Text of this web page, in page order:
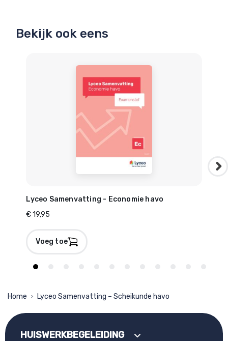
Bekijk ook eens
Lyceo Samenvatting - Economie havo
€ 19,95
Voeg toe
Home > Lyceo Samenvatting – Scheikunde havo
HUISWERKBEGELEIDING